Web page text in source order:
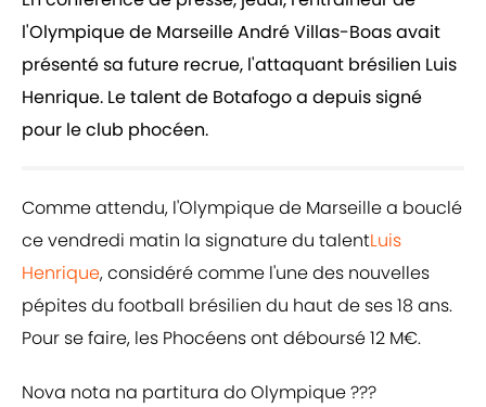
l'Olympique de Marseille André Villas-Boas avait
présenté sa future recrue, l'attaquant brésilien Luis
Henrique. Le talent de Botafogo a depuis signé
pour le club phocéen.
Comme attendu, l'Olympique de Marseille a bouclé
ce vendredi matin la signature du talentLuis
Henrique, considéré comme l'une des nouvelles
pépites du football brésilien du haut de ses 18 ans.
Pour se faire, les Phocéens ont déboursé 12 M€.
Nova nota na partitura do Olympique ???